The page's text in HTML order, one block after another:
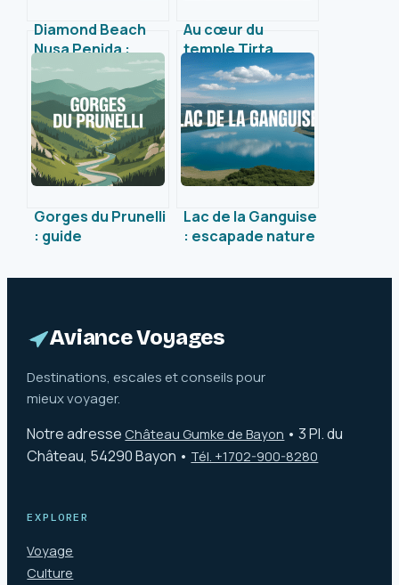
Diamond Beach
Nusa Penida :
guide pour
explorer ce joyau
naturel
Au cœur du
temple Tirta
Empul : voyage
spirituel et source
sacrée à Bali
Gorges du Prunelli
: guide
explorer ce joyau
Lac de la Ganguise
: escapade nature
incontournables
Aviance Voyages
Destinations, escales et conseils pour
mieux voyager.
Notre adresse Château Gumke de Bayon •3 Pl. du
Château, 54290 Bayon • Tél. +1702-900-8280
EXPLORER
Voyage
Culture